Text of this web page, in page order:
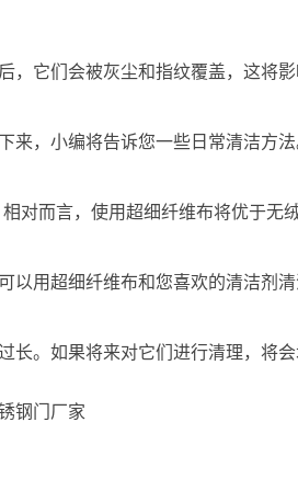
它们会被灰尘和指纹覆盖，这将
，小编将告诉您一些日常清洁方法
对而言，使用超细纤维布将优于无
用超细纤维布和您喜欢的清洁剂
。如果将来对它们进行清理，将会